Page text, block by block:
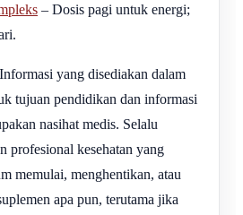
– Dosis pagi untuk energi;
Informasi yang disediakan dalam
tujuan pendidikan dan informasi
nasihat medis. Selalu
profesional kesehatan yang
memulai, menghentikan, atau
apa pun, terutama jika